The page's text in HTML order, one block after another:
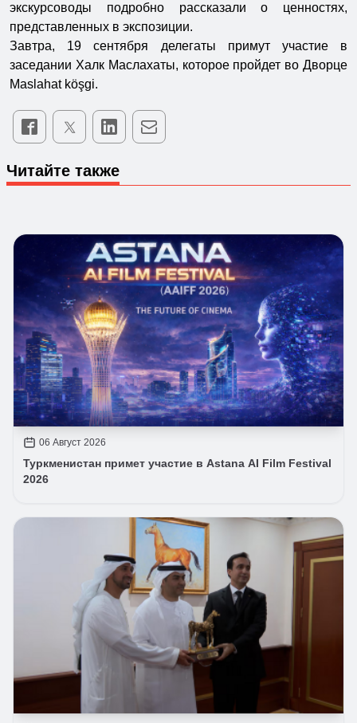
экскурсоводы подробно рассказали о ценностях,
представленных в экспозиции.
Завтра, 19 сентября делегаты примут участие в
заседании Халк Маслахаты, которое пройдет во Дворце
Maslahat köşgi.
Читайте также
06 Август 2026
Туркменистан примет участие в Astana AI Film Festival
2026